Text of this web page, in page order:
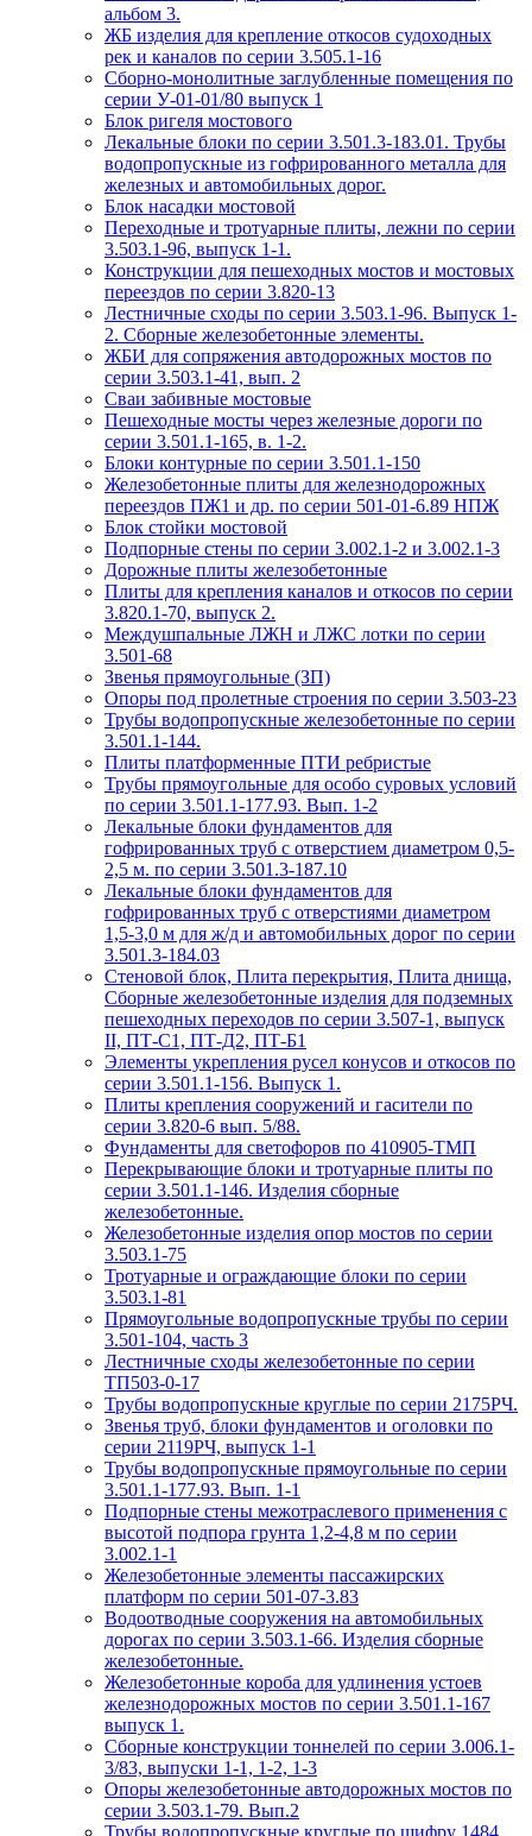
альбом 3.
ЖБ изделия для крепление откосов судоходных
рек и каналов по серии 3.505.1-16
Сборно-монолитные заглубленные помещения по
серии У-01-01/80 выпуск 1
Блок ригеля мостового
Лекальные блоки по серии 3.501.3-183.01. Трубы
водопропускные из гофрированного металла для
железных и автомобильных дорог.
Блок насадки мостовой
Переходные и тротуарные плиты, лежни по серии
3.503.1-96, выпуск 1-1.
Конструкции для пешеходных мостов и мостовых
переездов по серии 3.820-13
Лестничные сходы по серии 3.503.1-96. Выпуск 1-
2. Сборные железобетонные элементы.
ЖБИ для сопряжения автодорожных мостов по
серии 3.503.1-41, вып. 2
Сваи забивные мостовые
Пешеходные мосты через железные дороги по
серии 3.501.1-165, в. 1-2.
Блоки контурные по серии 3.501.1-150
Железобетонные плиты для железнодорожных
переездов ПЖ1 и др. по серии 501-01-6.89 НПЖ
Блок стойки мостовой
Подпорные стены по серии 3.002.1-2 и 3.002.1-3
Дорожные плиты железобетонные
Плиты для крепления каналов и откосов по серии
3.820.1-70, выпуск 2.
Междушпальные ЛЖН и ЛЖС лотки по серии
3.501-68
Звенья прямоугольные (ЗП)
Опоры под пролетные строения по серии 3.503-23
Трубы водопропускные железобетонные по серии
3.501.1-144.
Плиты платформенные ПТИ ребристые
Трубы прямоугольные для особо суровых условий
по серии 3.501.1-177.93. Вып. 1-2
Лекальные блоки фундаментов для
гофрированных труб с отверстием диаметром 0,5-
2,5 м. по серии 3.501.3-187.10
Лекальные блоки фундаментов для
гофрированных труб с отверстиями диаметром
1,5-3,0 м для ж/д и автомобильных дорог по серии
3.501.3-184.03
Стеновой блок, Плита перекрытия, Плита днища,
Сборные железобетонные изделия для подземных
пешеходных переходов по серии 3.507-1, выпуск
II, ПТ-С1, ПТ-Д2, ПТ-Б1
Элементы укрепления русел конусов и откосов по
серии 3.501.1-156. Выпуск 1.
Плиты крепления сооружений и гасители по
серии 3.820-6 вып. 5/88.
Фундаменты для светофоров по 410905-ТМП
Перекрывающие блоки и тротуарные плиты по
серии 3.501.1-146. Изделия сборные
железобетонные.
Железобетонные изделия опор мостов по серии
3.503.1-75
Тротуарные и ограждающие блоки по серии
3.503.1-81
Прямоугольные водопропускные трубы по серии
3.501-104, часть 3
Лестничные сходы железобетонные по серии
ТП503-0-17
Трубы водопропускные круглые по серии 2175РЧ.
Звенья труб, блоки фундаментов и оголовки по
серии 2119РЧ, выпуск 1-1
Трубы водопропускные прямоугольные по серии
3.501.1-177.93. Вып. 1-1
Подпорные стены межотраслевого применения с
высотой подпора грунта 1,2-4,8 м по серии
3.002.1-1
Железобетонные элементы пассажирских
платформ по серии 501-07-3.83
Водоотводные сооружения на автомобильных
дорогах по серии 3.503.1-66. Изделия сборные
железобетонные.
Железобетонные короба для удлинения устоев
железнодорожных мостов по серии 3.501.1-167
выпуск 1.
Сборные конструкции тоннелей по серии 3.006.1-
3/83, выпуски 1-1, 1-2, 1-3
Опоры железобетонные автодорожных мостов по
серии 3.503.1-79. Вып.2
Трубы водопропускные круглые по шифру 1484.